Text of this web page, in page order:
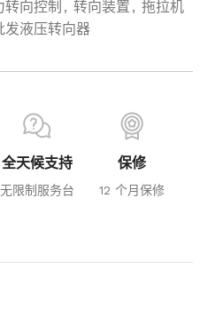
转向控制 , 转向装置 , 拖拉机
发液压转向器
全天候支持
无限制服务台
保修
12 个月保修